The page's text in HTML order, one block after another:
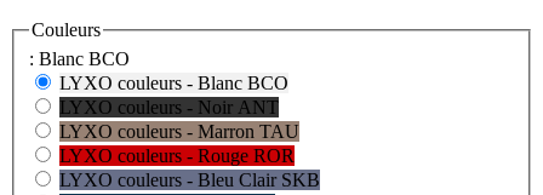
Couleurs
: Blanc BCO
LYXO couleurs - Blanc BCO
LYXO couleurs - Noir ANT
LYXO couleurs - Marron TAU
LYXO couleurs - Rouge ROR
LYXO couleurs - Bleu Clair SKB